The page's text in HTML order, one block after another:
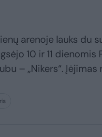
arenoje lauks du
10 ir 11 dienomis
– „Nikers“. Įėjimas